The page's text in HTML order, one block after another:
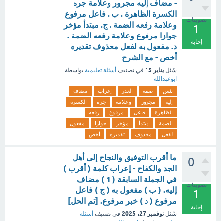
تصويتات
1
إجابة
- مضاف إليه مجرور وعلامة جره
الكسرة الظاهرة . ب . فاعل مرفوع
وعلامة رفعه الضمة . ج. مبتدأ مؤخر
جوازا مرفوع وعلامة رفعه الضمة .
د. مفعول به لفعل محذوف تقديره
أخص - مع الشرح
سُئل يناير 15 في تصنيف أسئلة تعليمية بواسطة
ابوعبدالله
بئس صفة الغدر إعراب
مضاف
إليه
مجرور وعلامة جره
الكسرة
الظاهرة
فاعل مرفوع
رفعه
الضمة
مبتدأ مؤخر جوازا
مفعول
لفعل
محذوف تقديره أخص
0
تصويتات
1
إجابة
ما أقرب التوفيق والنجاح إلى أهل
الجد والكفاح - إعراب كلمة ( أقرب )
في الجملة السابقة ( 1 ) مضاف
إليه. ( ب ) مفعول به ( ج ) فاعل
مرفوع ( د ) خبر مرفوع. [تم الحل]
سُئل نوفمبر 27، 2025 في تصنيف أسئلة